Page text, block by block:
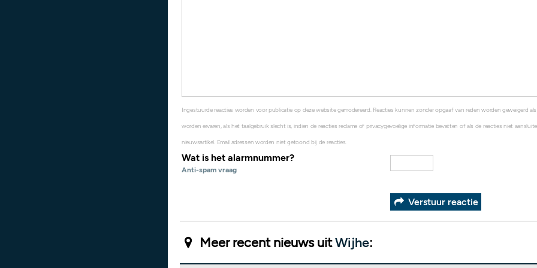
Ingestuurde reacties worden voor publicatie op deze website gemodereerd. Reacties kunnen zonder opgaaf van reden worden geweigerd
worden ervaren, als het taalgebruik slecht is, indien de reacties reclame of privacygevoelige informatie bevatten of als de reacties niet
nieuwsartikel. Email adressen worden niet getoond bij de reacties.
Wat is het alarmnummer?
Anti-spam vraag
Verstuur reactie
Meer recent nieuws uitWijhe: